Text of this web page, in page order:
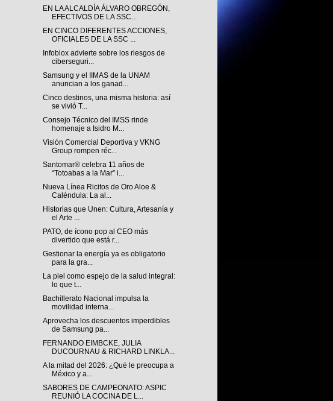
EN LA ALCALDÍA ÁLVARO OBREGÓN,
EFECTIVOS DE LA SSC...
EN CINCO DIFERENTES ACCIONES,
OFICIALES DE LA SSC ...
Infoblox advierte sobre los riesgos de
ciberseguri...
Samsung y el IIMAS de la UNAM
anuncian a los ganad...
Cinco destinos, una misma historia: así
se vivió T...
Consejo Técnico del IMSS rinde
homenaje a Isidro M...
Visión Comercial Deportiva y VKNG
Group rompen réc...
Santomar® celebra 11 años de
“Totoabas a la Mar” i...
Nueva Línea Ricitos de Oro Aloe &
Caléndula: La al...
Historias que Unen: Cultura, Artesanía y
el Arte ...
PATO, de ícono pop al CEO más
divertido que está r...
Gestionar la energía ya es obligatorio
para la gra...
La piel como espejo de la salud integral:
lo que t...
Bachillerato Nacional impulsa la
movilidad interna...
Aprovecha los descuentos imperdibles
de Samsung pa...
FERNANDO EIMBCKE, JULIA
DUCOURNAU & RICHARD LINKLA...
A la mitad del 2026: ¿Qué le preocupa a
México y a...
SABORES DE CAMPEONATO: ASPIC
REUNIÓ LA COCINA DE L...